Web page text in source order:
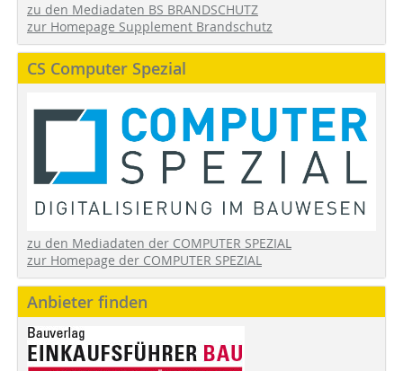
zu den Mediadaten BS BRANDSCHUTZ
zur Homepage Supplement Brandschutz
CS Computer Spezial
zu den Mediadaten der COMPUTER SPEZIAL
zur Homepage der COMPUTER SPEZIAL
Anbieter finden